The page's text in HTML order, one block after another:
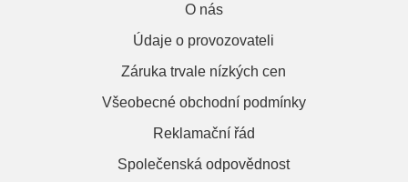
O nás
Údaje o provozovateli
Záruka trvale nízkých cen
Všeobecné obchodní podmínky
Reklamační řád
Společenská odpovědnost